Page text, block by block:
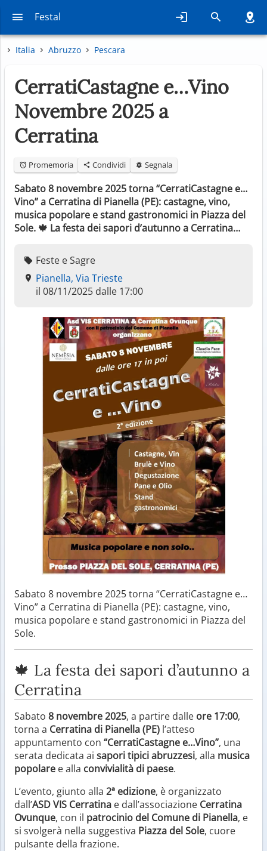
Festal
Italia Abruzzo Pescara
CerratiCastagne e…Vino
Novembre 2025 a
Cerratina
Promemoria Condividi Segnala
Sabato 8 novembre 2025 torna “CerratiCastagne e…
Vino” a Cerratina di Pianella (PE): castagne, vino,
musica popolare e stand gastronomici in Piazza del
Sole. 🍁 La festa dei sapori d’autunno a Cerratina…
Feste e Sagre
Pianella, Via Trieste
il 08/11/2025 dalle 17:00
Sabato 8 novembre 2025 torna “CerratiCastagne e…
Vino” a Cerratina di Pianella (PE): castagne, vino,
musica popolare e stand gastronomici in Piazza del
Sole.
🍁 La festa dei sapori d’autunno a
Cerratina
Sabato 8 novembre 2025, a partire dalle ore 17:00,
torna a Cerratina di Pianella (PE) l’atteso
appuntamento con “CerratiCastagne e…Vino”, una
serata dedicata ai sapori tipici abruzzesi, alla musica
popolare e alla convivialità di paese.
L’evento, giunto alla 2ª edizione, è organizzato
dall’ASD VIS Cerratina e dall’associazione Cerratina
Ovunque, con il patrocinio del Comune di Pianella, e
si svolgerà nella suggestiva Piazza del Sole, cuore
pulsante della frazione.